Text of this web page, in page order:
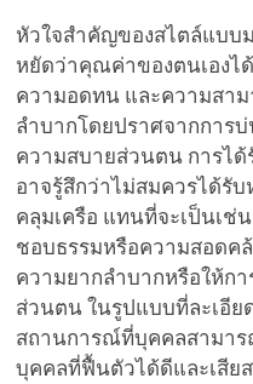
หัวใจสำคัญของสไตล์แบ
หยัดว่าคุณค่าของตนเองไ
ความอดทน และความสา
ลำบากโดยปราศจากการ
ความสบายส่วนตน การได้
อาจรู้สึกว่าไม่สมควรได้รั
คลุมเครือ แทนที่จะเป็นเช่
ชอบธรรมหรือความสอดค
ความยากลำบากหรือให้
ส่วนตน ในรูปแบบที่ละเอีย
สถานการณ์ที่บุคคลสามา
บุคคลที่ฟื้นตัวได้ดีและเสีย